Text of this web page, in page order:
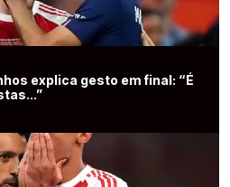
explica gesto em final: “É